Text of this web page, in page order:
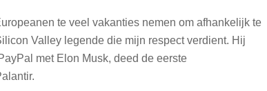
te veel vakanties nemen om afhankelijk te
Valley legende die mijn respect verdient. Hij
met Elon Musk, deed de eerste